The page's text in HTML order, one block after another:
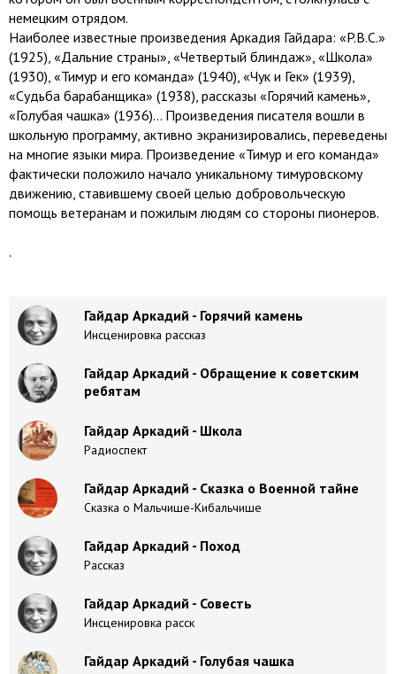
немецким отрядом.
Наиболее известные произведения Аркадия Гайдара: «P.B.C.»
(1925), «Дальние страны», «Четвертый блиндаж», «Школа»
(1930), «Тимур и его команда» (1940), «Чук и Гек» (1939),
«Судьба барабанщика» (1938), рассказы «Горячий камень»,
«Голубая чашка» (1936)… Произведения писателя вошли в
школьную программу, активно экранизировались, переведены
на многие языки мира. Произведение «Тимур и его команда»
фактически положило начало уникальному тимуровскому
движению, ставившему своей целью добровольческую
помощь ветеранам и пожилым людям со стороны пионеров.
.
Гайдар Аркадий - Горячий камень
Инсценировка рассказ
Гайдар Аркадий - Обращение к советским
ребятам
Гайдар Аркадий - Школа
Радиоспект
Гайдар Аркадий - Сказка о Военной тайне
Сказка о Мальчише-Кибальчише
Гайдар Аркадий - Поход
Рассказ
Гайдар Аркадий - Совесть
Инсценировка расск
Гайдар Аркадий - Голубая чашка